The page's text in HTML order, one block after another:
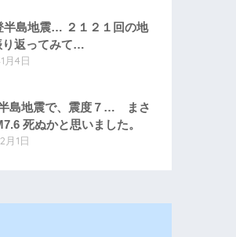
半島地震… ２１２１回の地
り返ってみて…
月4日
島地震で、震度７… まさ
死ぬかと思いました。
月1日